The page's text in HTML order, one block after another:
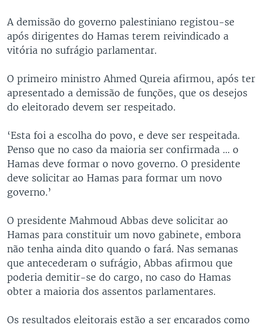
Línguas
A demissão do governo palestiniano registou-se
após dirigentes do Hamas terem reivindicado a
vitória no sufrágio parlamentar.
O primeiro ministro Ahmed Qureia afirmou, após ter
apresentado a demissão de funções, que os desejos
do eleitorado devem ser respeitado.
‘Esta foi a escolha do povo, e deve ser respeitada.
Penso que no caso da maioria ser confirmada ... o
Hamas deve formar o novo governo. O presidente
deve solicitar ao Hamas para formar um novo
governo.’
O presidente Mahmoud Abbas deve solicitar ao
Hamas para constituir um novo gabinete, embora
não tenha ainda dito quando o fará. Nas semanas
que antecederam o sufrágio, Abbas afirmou que
poderia demitir-se do cargo, no caso do Hamas
obter a maioria dos assentos parlamentares.
Os resultados eleitorais estão a ser encarados como